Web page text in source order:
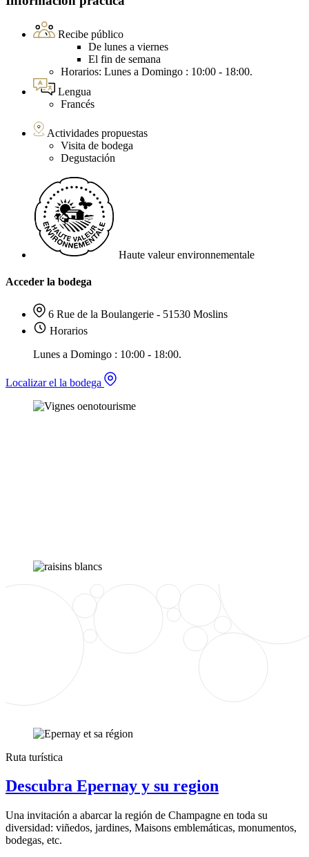
Recibe público
De lunes a viernes
El fin de semana
Horarios: Lunes a Domingo : 10:00 - 18:00.
Lengua
Francés
Actividades propuestas
Visita de bodega
Degustación
Haute valeur environnementale
Acceder la bodega
6 Rue de la Boulangerie - 51530 Moslins
Horarios
Lunes a Domingo : 10:00 - 18:00.
Localizar el la bodega
Ruta turística
Descubra Epernay y su region
Una invitación a abarcar la región de Champagne en toda su
diversidad: viñedos, jardines, Maisons emblemáticas, monumentos,
bodegas, etc.